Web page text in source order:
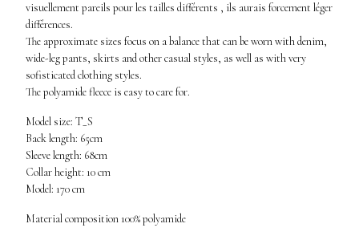
visuellement pareils pour les tailles différents , ils aurais forcement léger
différences.
The approximate sizes focus on a balance that can be worn with denim,
wide-leg pants, skirts and other casual styles, as well as with very
sofisticated clothing styles.
The polyamide fleece is easy to care for.
Model size: T_S
Back length: 65cm
Sleeve length: 68cm
Collar height: 10 cm
Model: 170 cm
Material composition 100% polyamide